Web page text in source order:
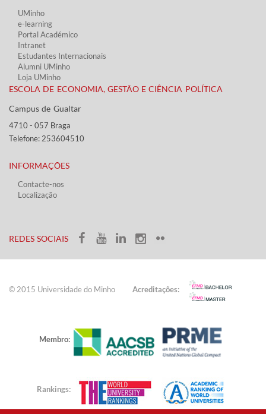
UMinho
e-learning
Portal Académico
Intranet
Estudantes Inter​​nacionais
Alumni UMinho
Loja UMinho
ESCOLA DE ECONOMIA, GESTÃO E CIÊNCIA POLÍTICA
Campus de Gualtar ​​
4710 - ​057 Braga
Telefone: 253604510​​
INFORMAÇÕES
Contacte-nos
Localização
​REDES SOCIAIS​​
© 2015 Universidade do ​Minho​​​ Acreditações:
Membro:
Rankings: